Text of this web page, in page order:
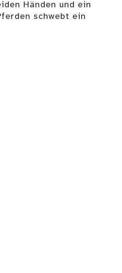
Händen und ein
schwebt ein